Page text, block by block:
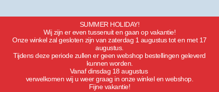
SUMMER HOLIDAY!
Wij zijn er even tussenuit en gaan op vakantie!
Onze winkel zal gesloten zijn van zaterdag 1 augustus tot en met 17
augustus.
Tijdens deze periode zullen er geen webshop bestellingen geleverd
kunnen worden.
Vanaf dinsdag 18 augustus
verwelkomen wij u weer graag in onze winkel en webshop.
Fijne vakantie!